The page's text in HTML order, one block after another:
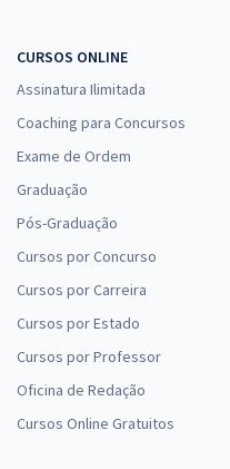
CURSOS ONLINE
Assinatura Ilimitada
Coaching para Concursos
Exame de Ordem
Graduação
Pós-Graduação
Cursos por Concurso
Cursos por Carreira
Cursos por Estado
Cursos por Professor
Oficina de Redação
Cursos Online Gratuitos